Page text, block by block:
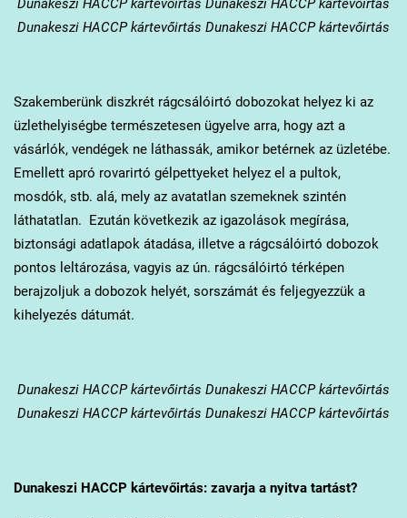
Dunakeszi HACCP kártevőirtás Dunakeszi HACCP kártevőirtás
Dunakeszi HACCP kártevőirtás Dunakeszi HACCP kártevőirtás
Szakemberünk diszkrét rágcsálóirtó dobozokat helyez ki az
üzlethelyiségbe természetesen ügyelve arra, hogy azt a
vásárlók, vendégek ne láthassák, amikor betérnek az üzletébe.
Emellett apró rovarirtó gélpettyeket helyez el a pultok,
mosdók, stb. alá, mely az avatatlan szemeknek szintén
láthatatlan. Ezután következik az igazolások megírása,
biztonsági adatlapok átadása, illetve a rágcsálóirtó dobozok
pontos leltározása, vagyis az ún. rágcsálóirtó térképen
berajzoljuk a dobozok helyét, sorszámát és feljegyezzük a
kihelyezés dátumát.
Dunakeszi HACCP kártevőirtás Dunakeszi HACCP kártevőirtás
Dunakeszi HACCP kártevőirtás Dunakeszi HACCP kártevőirtás
Dunakeszi HACCP kártevőirtás: zavarja a nyitva tartást?